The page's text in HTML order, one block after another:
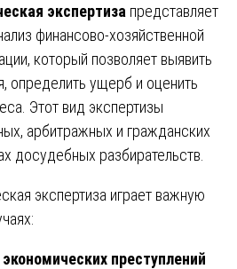
экспертиза представляет
финансово-хозяйственной
который позволяет выявить
определить ущерб и оценить
Этот вид экспертизы
арбитражных и гражданских
досудебных разбирательств.
экспертиза играет важную
преступлений